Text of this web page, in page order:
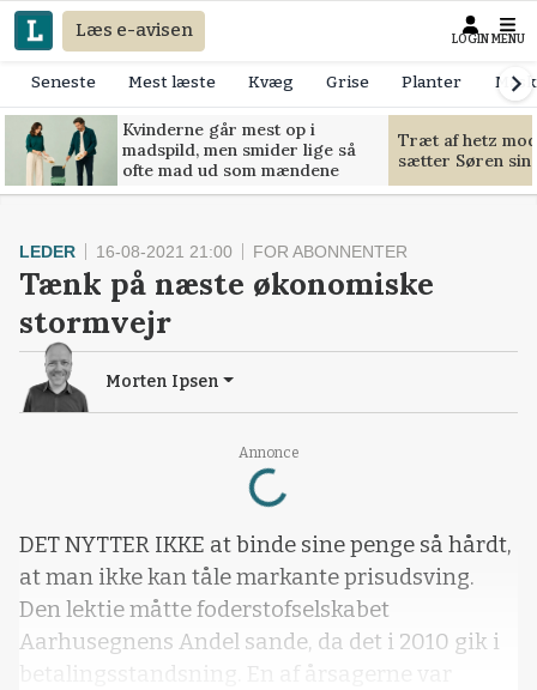
Læs e-avisen LOGIN MENU
Seneste Mest læste Kvæg Grise Planter
Kvinderne går mest op i
madspild, men smider lige så
ofte mad ud som mændene
Træt af hetz
sætter Søren
Annonce
Loading...
LEDER 16-08-2021 21:00 FOR ABONNENTER
Tænk på næste økonomiske
stormvejr
Morten Ipsen
DET NYTTER IKKE at binde sine penge så hårdt,
at man ikke kan tåle markante prisudsving.
Den lektie måtte foderstofselskabet
Aarhusegnens Andel sande, da det i 2010 gik i
betalingsstandsning. En af årsagerne var